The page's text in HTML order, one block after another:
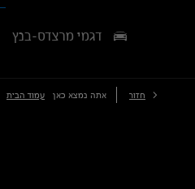
דגמי מרצדס-בנץ
חזור אתה נמצא כאן עמוד הבית